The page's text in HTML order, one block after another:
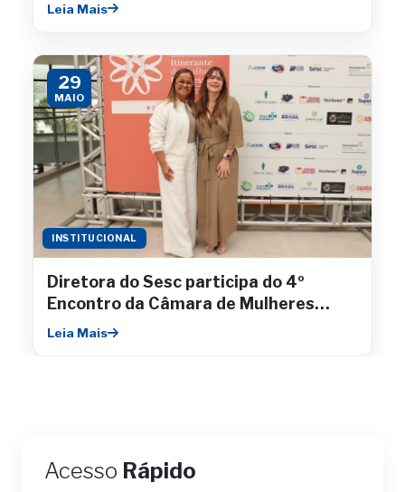
Leia Mais
29
MAIO
INSTITUCIONAL
Diretora do Sesc participa do 4º
Encontro da Câmara de Mulheres
Empresárias da Fecomércio
Leia Mais
Acesso Rápido